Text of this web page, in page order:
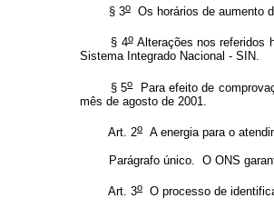
§ 3o Os horários de aumento
§ 4oAlterações nos referidos
Sistema Integrado Nacional - SIN.
§ 5oPara efeito de
mês de agosto de 2001.
Art. 2o A energia para o
Parágrafo único. O ONS
Art. 3o O processo de